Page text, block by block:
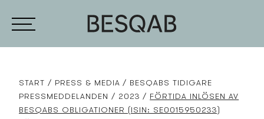
START PRESS­ & MEDIA
BESQABS TIDIGARE
PRESS­MEDDELANDEN
2023
FÖRTIDA INLÖSEN AV
BESQABS OBLIGATIONER (ISIN: SE0015950233)